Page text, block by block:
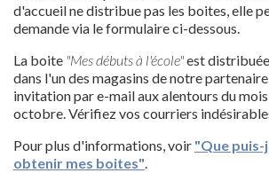
d'accueil ne distribue pas les boites, elle
demande via le formulaire ci-dessous.
La boite "Mes débuts à l'école"est
dans l'un des magasins de notre
invitation par e-mail aux alentours du
octobre. Vérifiez vos courriers
Pour plus d'informations, voir "Que
obtenir mes boites".